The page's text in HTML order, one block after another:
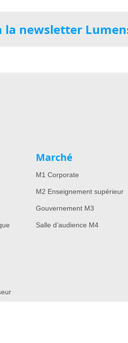
la newsletter
Marché
M1 Corporate
M2 Enseignement supérieur
Gouvernement M3
Salle d’audience M4